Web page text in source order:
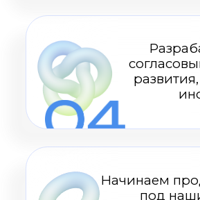
запоминающиеся ивенты на
митапы, круглые столы,
вечеринки, конференции
ОБСУДИТЬ
ПРОДВИЖЕНИЕ
ОТЗЫВЫ КЛИЕНТОВ